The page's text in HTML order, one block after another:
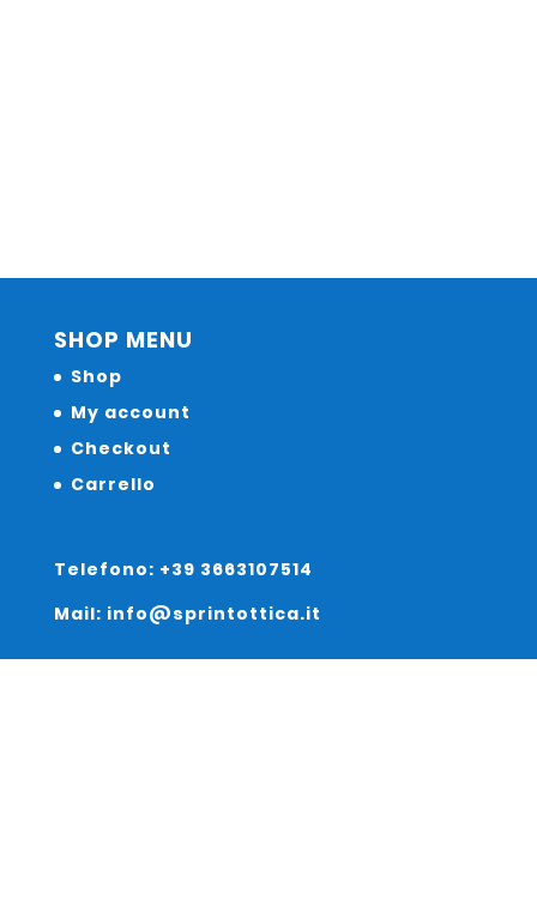
SHOP MENU
Shop
My account
Checkout
Carrello
Telefono: +39 3663107514
Mail: info@sprintottica.it